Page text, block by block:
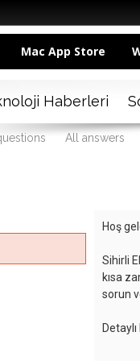
Mac App Store
Haberleri
All answers
Hoş
Sihirli
kısa
sorun